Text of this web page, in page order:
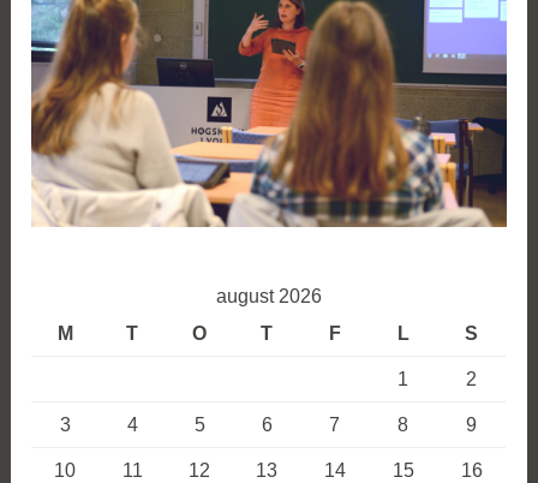
august 2026
M
T O T F L S
1 2
3 4 5 6 7 8 9
10 11 12 13 14 15 16